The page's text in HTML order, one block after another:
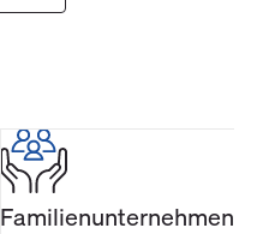
Familienunternehmen